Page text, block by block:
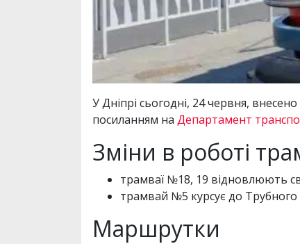
У Дніпрі сьогодні, 24 червня,
посиланням на Департамент
Зміни в роботі
трамваї №18, 19 відновлюють
трамвай №5 курсує до Трубного
Маршрутки